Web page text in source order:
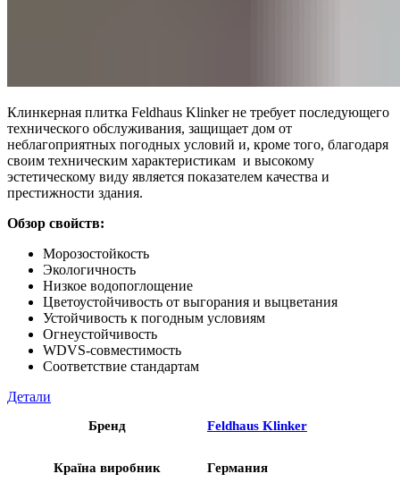
Клинкерная плитка Feldhaus Klinker не требует последующего
технического обслуживания, защищает дом от
неблагоприятных погодных условий и, кроме того, благодаря
своим техническим характеристикам и высокому
эстетическому виду является показателем качества и
престижности здания.
Обзор свойств:
Морозостойкость
Экологичность
Низкое водопоглощение
Цветоустойчивость от выгорания и выцветания
Устойчивость к погодным условиям
Огнеустойчивость
WDVS-совместимость
Соответствие стандартам
Детали
Бренд Feldhaus Klinker
Країна виробник Германия